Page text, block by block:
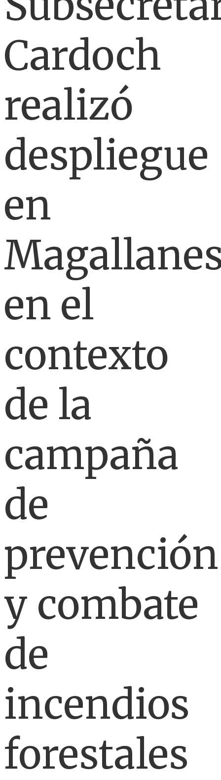
Cardoch
realizó
despliegue
en
en el
contexto
de la
campaña
de
prevención
y combate
de
incendios
forestales